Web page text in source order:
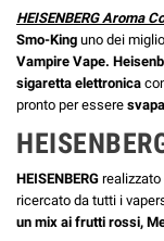
HEISENBERG Aroma
Smo-King uno dei
Vampire Vape.
sigaretta elettronica
pronto per essere
HEISENBERG realizzato
ricercato da tutti i
un mix ai frutti rossi,